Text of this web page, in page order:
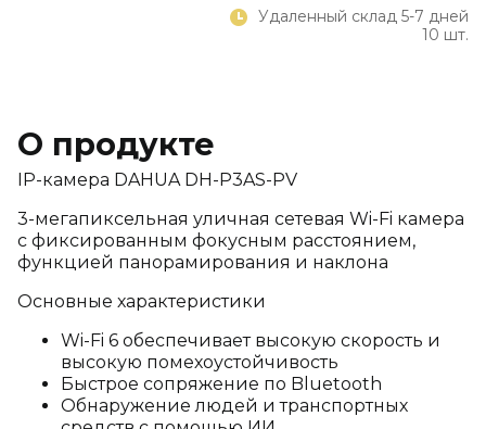
Удаленный склад 5-7 дней
10 шт.
О продукте
IP-камера DAHUA DH-P3AS-PV
3-мегапиксельная уличная сетевая Wi-Fi камера
с фиксированным фокусным расстоянием,
функцией панорамирования и наклона
Основные характеристики
Wi-Fi 6 обеспечивает высокую скорость и
высокую помехоустойчивость
Быстрое сопряжение по Bluetooth
Обнаружение людей и транспортных